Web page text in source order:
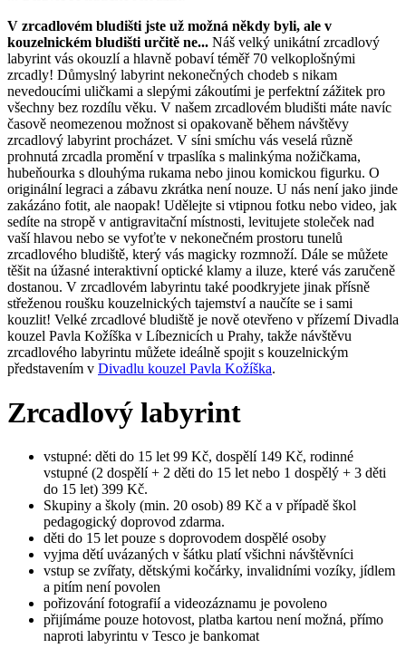
V zrcadlovém bludišti jste už možná někdy byli, ale v
kouzelnickém bludišti určitě ne... Náš velký unikátní zrcadlový
labyrint vás okouzlí a hlavně pobaví téměř 70 velkoplošnými
zrcadly! Důmyslný labyrint nekonečných chodeb s nikam
nevedoucími uličkami a slepými zákoutími je perfektní zážitek pro
všechny bez rozdílu věku. V našem zrcadlovém bludišti máte navíc
časově neomezenou možnost si opakovaně během návštěvy
zrcadlový labyrint procházet. V síni smíchu vás veselá různě
prohnutá zrcadla promění v trpaslíka s malinkýma nožičkama,
hubeňourka s dlouhýma rukama nebo jinou komickou figurku. O
originální legraci a zábavu zkrátka není nouze. U nás není jako jinde
zakázáno fotit, ale naopak! Udělejte si vtipnou fotku nebo video, jak
sedíte na stropě v antigravitační místnosti, levitujete stoleček nad
vaší hlavou nebo se vyfoťte v nekonečném prostoru tunelů
zrcadlového bludiště, který vás magicky rozmnoží. Dále se můžete
těšit na úžasné interaktivní optické klamy a iluze, které vás zaručeně
dostanou. V zrcadlovém labyrintu také poodkryjete jinak přísně
střeženou roušku kouzelnických tajemství a naučíte se i sami
kouzlit! Velké zrcadlové bludiště je nově otevřeno v přízemí Divadla
kouzel Pavla Kožíška v Líbeznicích u Prahy, takže návštěvu
zrcadlového labyrintu můžete ideálně spojit s kouzelnickým
představením v Divadlu kouzel Pavla Kožíška.
Zrcadlový labyrint
vstupné: děti do 15 let 99 Kč, dospělí 149 Kč, rodinné
vstupné (2 dospělí + 2 děti do 15 let nebo 1 dospělý + 3 děti
do 15 let) 399 Kč.
Skupiny a školy (min. 20 osob) 89 Kč a v případě škol
pedagogický doprovod zdarma.
děti do 15 let pouze s doprovodem dospělé osoby
vyjma dětí uvázaných v šátku platí všichni návštěvníci
vstup se zvířaty, dětskými kočárky, invalidními vozíky, jídlem
a pitím není povolen
pořizování fotografií a videozáznamu je povoleno
přijímáme pouze hotovost, platba kartou není možná, přímo
naproti labyrintu v Tesco je bankomat